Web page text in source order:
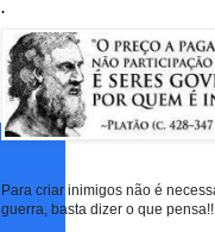
.
Para criar inimigos não é
guerra, basta dizer o que